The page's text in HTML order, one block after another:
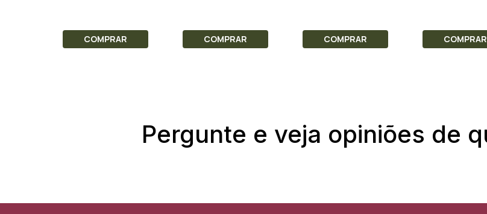
COMPRAR COMPRAR COMPRAR COMPRAR
Pergunte e veja opiniões de